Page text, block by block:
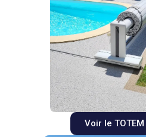
Voir le TOTEM